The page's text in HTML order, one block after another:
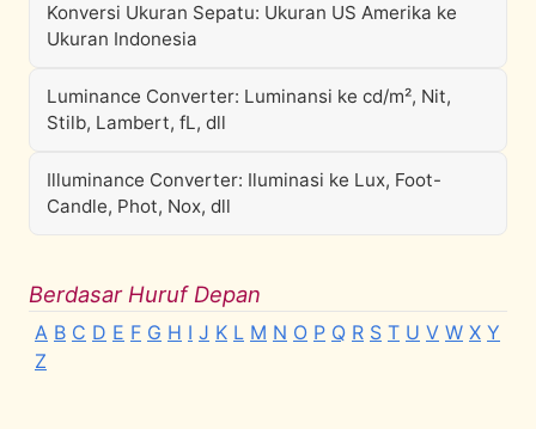
Konversi Ukuran Sepatu: Ukuran US Amerika ke
Ukuran Indonesia
Luminance Converter: Luminansi ke cd/m², Nit,
Stilb, Lambert, fL, dll
Illuminance Converter: Iluminasi ke Lux, Foot-
Candle, Phot, Nox, dll
Berdasar Huruf Depan
A B C D E F G H I J K L M N O P Q R S T U V W X Y
Z